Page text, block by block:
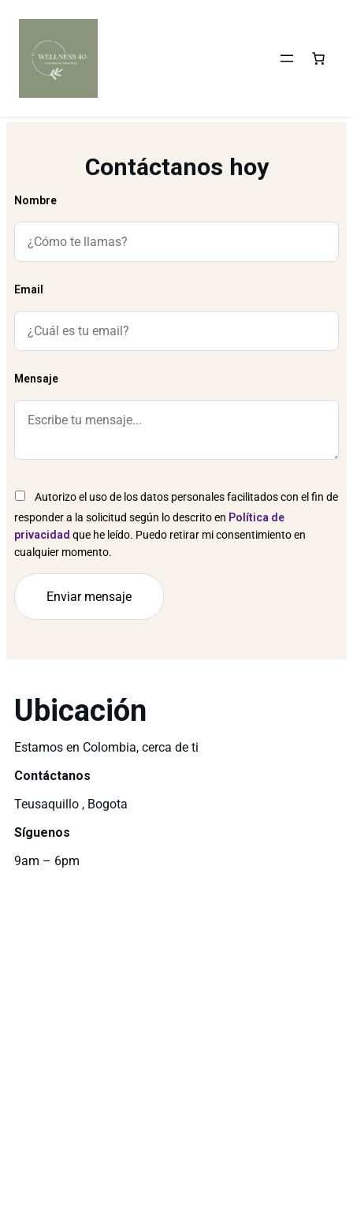
Contáctanos hoy
Nombre
Email
Mensaje
Autorizo el uso de los datos personales facilitados con el fin de
responder a la solicitud según lo descrito en Política de
privacidad que he leído. Puedo retirar mi consentimiento en
cualquier momento.
Ubicación
Estamos en Colombia, cerca de ti
Contáctanos
Teusaquillo , Bogota
Síguenos
9am – 6pm